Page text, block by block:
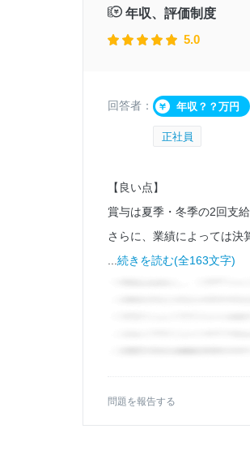
年収、評価制度
5.0
回答者： 年収？？万円
正社員
【良い点】
賞与は夏季・冬季の2回支給
さらに、業績によっては決
...続きを読む(全163文字)
問題を報告する